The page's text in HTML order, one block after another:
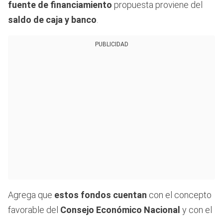
fuente de financiamiento propuesta proviene del
saldo de caja y banco
PUBLICIDAD
Agrega que estos fondos cuentan con el concepto
favorable del Consejo Económico Nacional y con el